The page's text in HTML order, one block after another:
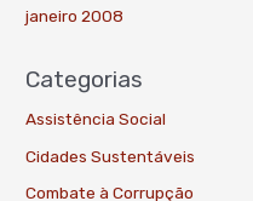
janeiro 2008
Categorias
Assistência Social
Cidades Sustentáveis
Combate à Corrupção